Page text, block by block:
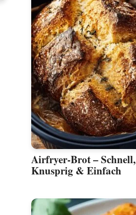
Airfryer-Brot – Schnell,
Knusprig & Einfach